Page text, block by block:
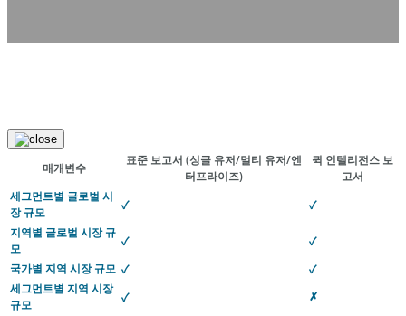
매개변수
표준 보고서 (싱글 유저/멀티 유저/엔
터프라이즈)
퀵 인텔리전스 보
고서
세그먼트별 글로벌 시
장 규모
✓
✓
지역별 글로벌 시장 규
모
✓
✓
국가별 지역 시장 규모 ✓
✓
세그먼트별 지역 시장
규모
✓
✗